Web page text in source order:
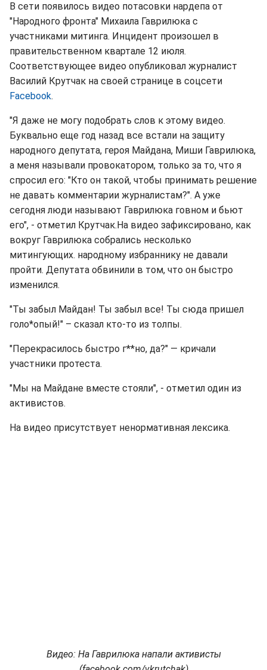
В сети появилось видео потасовки нардепа от
"Народного фронта" Михаила Гаврилюка с
участниками митинга. Инцидент произошел в
правительственном квартале 12 июля.
Соответствующее видео опубликовал журналист
Василий Крутчак на своей странице в соцсети
Facebook.
"Я даже не могу подобрать слов к этому видео.
Буквально еще год назад все встали на защиту
народного депутата, героя Майдана, Миши Гаврилюка,
а меня называли провокатором, только за то, что я
спросил его: "Кто он такой, чтобы принимать решение
не давать комментарии журналистам?". А уже
сегодня люди называют Гаврилюка говном и бьют
его", - отметил Крутчак.На видео зафиксировано, как
вокруг Гаврилюка собрались несколько
митингующих. народному избраннику не давали
пройти. Депутата обвинили в том, что он быстро
изменился.
"Ты забыл Майдан! Ты забыл все! Ты сюда пришел
голо*опый!" – сказал кто-то из толпы.
"Перекрасилось быстро г**но, да?" ― кричали
участники протеста.
"Мы на Майдане вместе стояли", - отметил один из
активистов.
На видео присутствует ненормативная лексика.
Видео: На Гаврилюка напали активисты